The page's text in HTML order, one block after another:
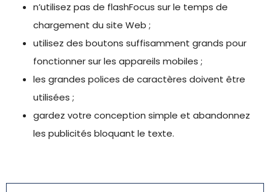
n’utilisez pas de flashFocus sur le temps de
chargement du site Web ;
utilisez des boutons suffisamment grands pour
fonctionner sur les appareils mobiles ;
les grandes polices de caractères doivent être
utilisées ;
gardez votre conception simple et abandonnez
les publicités bloquant le texte.